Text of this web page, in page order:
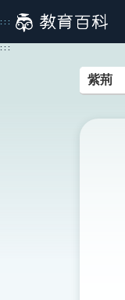
到
主
:::
:::